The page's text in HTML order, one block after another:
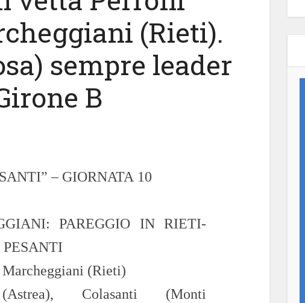
(Rieti).
sempre leader
B
– GIORNATA 10
PAREGGIO IN RIETI-
(Rieti)
Colasanti (Monti